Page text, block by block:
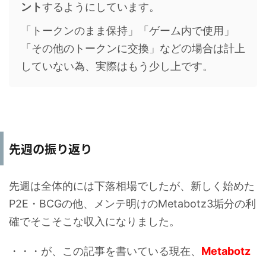
ントするようにしています。
「トークンのまま保持」「ゲーム内で使用」
「その他のトークンに交換」などの場合は計上
していない為、実際はもう少し上です。
先週の振り返り
先週は全体的には下落相場でしたが、新しく始めた
P2E・BCGの他、メンテ明けのMetabotz3垢分の利
確でそこそこな収入になりました。
・・・が、この記事を書いている現在、 Metabotz